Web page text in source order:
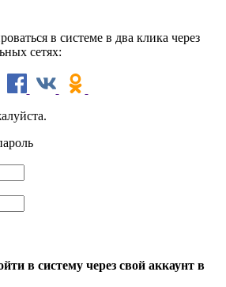
в системе в два клика через
сетях:
в систему через свой аккаунт в